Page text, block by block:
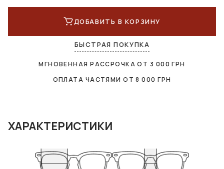
ДОБАВИТЬ В КОРЗИНУ
БЫСТРАЯ ПОКУПКА
МГНОВЕННАЯ РАССРОЧКА ОТ 3 000 ГРН
ОПЛАТА ЧАСТЯМИ ОТ8 000 ГРН
ХАРАКТЕРИСТИКИ